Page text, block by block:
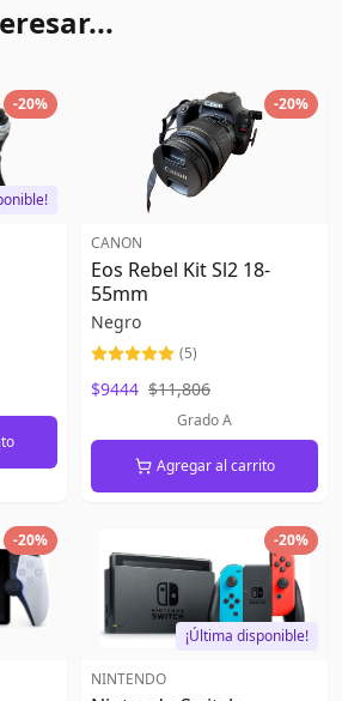
-20% -20%
CANON
Eos Rebel Kit Sl2 18-
55mm
Negro
(5)
$9444 $11,806
Grado A
Agregar al carrito
-20% -20%
¡Última disponible!
NINTENDO